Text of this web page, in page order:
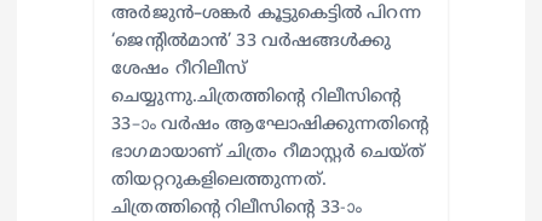
അർജുൻ–ശങ്കർ കൂട്ടുകെട്ടിൽ പിറന്ന
‘ജെന്റിൽമാൻ’ 33 വർഷങ്ങൾക്കു
ശേഷം റീറിലീസ്
ചെയ്യുന്നു.ചിത്രത്തിന്റെ റിലീസിന്റെ
33–ാം വർഷം ആഘോഷിക്കുന്നതിന്റെ
ഭാഗമായാണ് ചിത്രം റീമാസ്റ്റർ ചെയ്ത്
തിയറ്ററുകളിലെത്തുന്നത്.
ചിത്രത്തിന്റെ റിലീസിന്റെ 33-ാം